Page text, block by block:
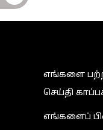
எங்களை
செய்தி
எங்களைப்